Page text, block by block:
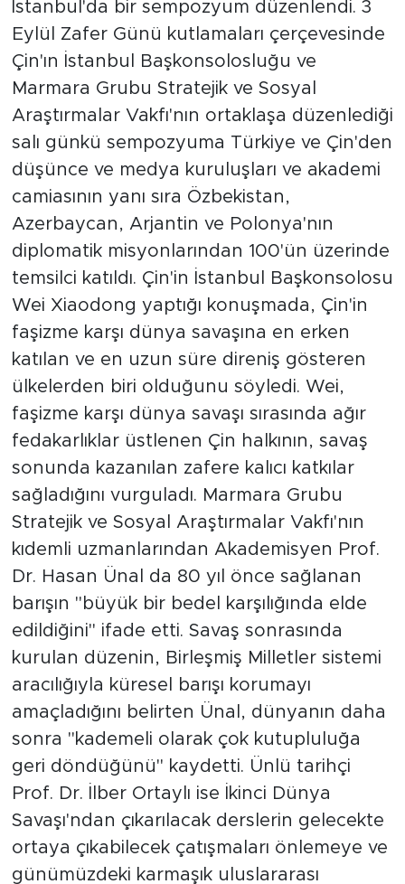
İstanbul'da bir sempozyum düzenlendi. 3
Eylül Zafer Günü kutlamaları çerçevesinde
Çin'ın İstanbul Başkonsolosluğu ve
Marmara Grubu Stratejik ve Sosyal
Araştırmalar Vakfı'nın ortaklaşa düzenlediği
salı günkü sempozyuma Türkiye ve Çin'den
düşünce ve medya kuruluşları ve akademi
camiasının yanı sıra Özbekistan,
Azerbaycan, Arjantin ve Polonya'nın
diplomatik misyonlarından 100'ün üzerinde
temsilci katıldı. Çin'in İstanbul Başkonsolosu
Wei Xiaodong yaptığı konuşmada, Çin'in
faşizme karşı dünya savaşına en erken
katılan ve en uzun süre direniş gösteren
ülkelerden biri olduğunu söyledi. Wei,
faşizme karşı dünya savaşı sırasında ağır
fedakarlıklar üstlenen Çin halkının, savaş
sonunda kazanılan zafere kalıcı katkılar
sağladığını vurguladı. Marmara Grubu
Stratejik ve Sosyal Araştırmalar Vakfı'nın
kıdemli uzmanlarından Akademisyen Prof.
Dr. Hasan Ünal da 80 yıl önce sağlanan
barışın "büyük bir bedel karşılığında elde
edildiğini" ifade etti. Savaş sonrasında
kurulan düzenin, Birleşmiş Milletler sistemi
aracılığıyla küresel barışı korumayı
amaçladığını belirten Ünal, dünyanın daha
sonra "kademeli olarak çok kutupluluğa
geri döndüğünü" kaydetti. Ünlü tarihçi
Prof. Dr. İlber Ortaylı ise İkinci Dünya
Savaşı'ndan çıkarılacak derslerin gelecekte
ortaya çıkabilecek çatışmaları önlemeye ve
günümüzdeki karmaşık uluslararası